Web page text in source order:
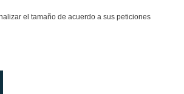
el tamaño de acuerdo a sus peticiones